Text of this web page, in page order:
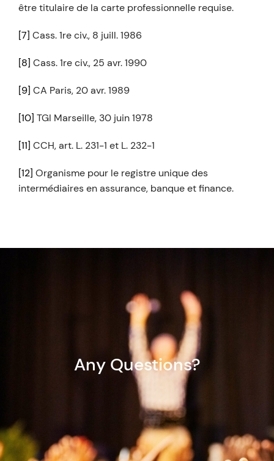
être titulaire de la carte professionnelle requise.
[7] Cass. 1re civ., 8 juill. 1986
[8] Cass. 1re civ., 25 avr. 1990
[9] CA Paris, 20 avr. 1989
[10] TGI Marseille, 30 juin 1978
[11] CCH, art. L. 231-1 et L. 232-1
[12] Organisme pour le registre unique des
intermédiaires en assurance, banque et finance.
Any Questions?